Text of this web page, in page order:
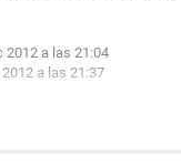
2012 a las 21:04
a las 21:37